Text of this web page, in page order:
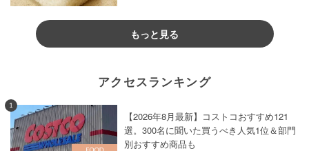
もっと見る
アクセスランキング
1
【2026年8月最新】コストコおすすめ121
選。300名に聞いた買うべき人気1位＆部門
別おすすめ商品も